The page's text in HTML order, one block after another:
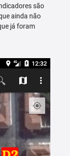
são
ainda não
já foram